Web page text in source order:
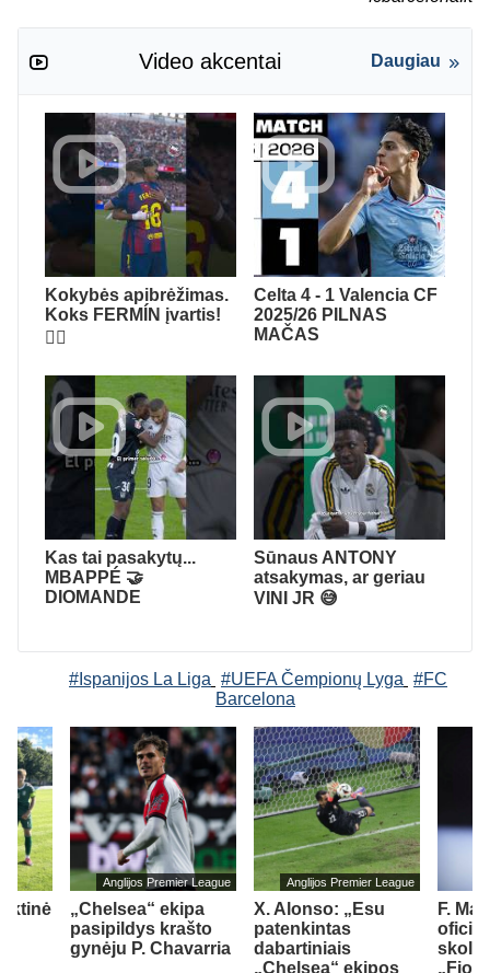
Video akcentai Daugiau
Kokybės apibrėžimas.
Koks FERMÍN įvartis!
😮‍💨
Celta 4 - 1 Valencia CF
2025/26 PILNAS
MAČAS
Kas tai pasakytų...
MBAPPÉ 🤝
DIOMANDE
Sūnaus ANTONY
atsakymas, ar geriau
VINI JR 😅
#Ispanijos La Liga #UEFA Čempionų Lyga #FC
Barcelona
Anglijos Premier League
„Chelsea“ ekipa
pasipildys krašto
gynėju P. Chavarria
Anglijos Premier League
X. Alonso: „Esu
patenkintas
dabartiniais
„Chelsea“ ekipos
F.